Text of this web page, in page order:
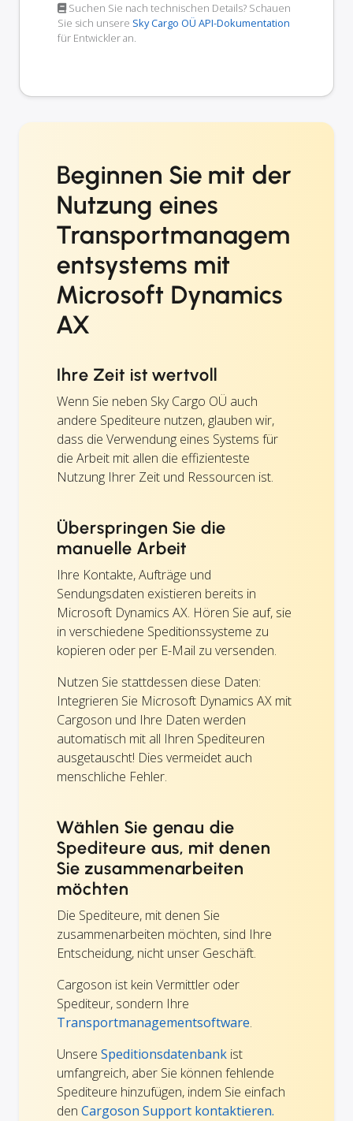
Suchen Sie nach technischen Details? Schauen
Sie sich unsere Sky Cargo OÜ API-Dokumentation
für Entwickler an.
Beginnen Sie mit der
Nutzung eines
Transportmanagem
entsystems mit
Microsoft Dynamics
AX
Ihre Zeit ist wertvoll
Wenn Sie neben Sky Cargo OÜ auch
andere Spediteure nutzen, glauben wir,
dass die Verwendung eines Systems für
die Arbeit mit allen die effizienteste
Nutzung Ihrer Zeit und Ressourcen ist.
Überspringen Sie die
manuelle Arbeit
Ihre Kontakte, Aufträge und
Sendungsdaten existieren bereits in
Microsoft Dynamics AX. Hören Sie auf, sie
in verschiedene Speditionssysteme zu
kopieren oder per E-Mail zu versenden.
Nutzen Sie stattdessen diese Daten:
Integrieren Sie Microsoft Dynamics AX mit
Cargoson und Ihre Daten werden
automatisch mit all Ihren Spediteuren
ausgetauscht! Dies vermeidet auch
menschliche Fehler.
Wählen Sie genau die
Spediteure aus, mit denen
Sie zusammenarbeiten
möchten
Die Spediteure, mit denen Sie
zusammenarbeiten möchten, sind Ihre
Entscheidung, nicht unser Geschäft.
Cargoson ist kein Vermittler oder
Spediteur, sondern Ihre
Transportmanagementsoftware.
Unsere Speditionsdatenbank ist
umfangreich, aber Sie können fehlende
Spediteure hinzufügen, indem Sie einfach
den Cargoson Support kontaktieren.